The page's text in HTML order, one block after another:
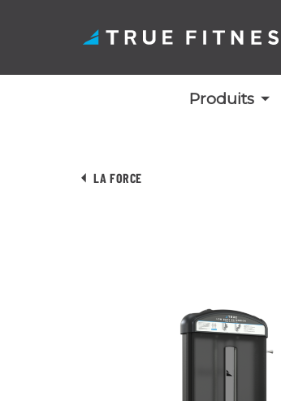
Produits
LA FORCE